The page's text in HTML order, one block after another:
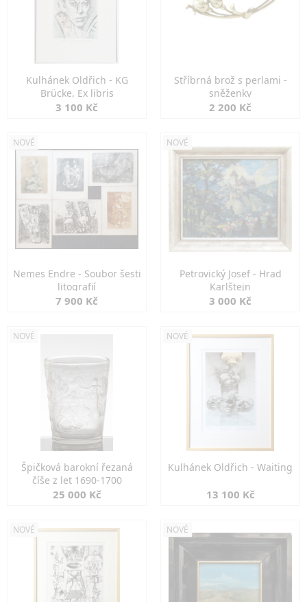
Kulhánek Oldřich - KG
Brücke, Ex libris
3 100 Kč
Stříbrná brož s perlami -
sněženky
2 200 Kč
NOVÉ
Nemes Endre - Soubor šesti
litografií
7 900 Kč
NOVÉ
Petrovický Josef - Hrad
Karlštejn
3 000 Kč
NOVÉ
Špičková barokní řezaná
číše z let 1690-1700
25 000 Kč
NOVÉ
Kulhánek Oldřich - Waiting
13 100 Kč
NOVÉ NOVÉ